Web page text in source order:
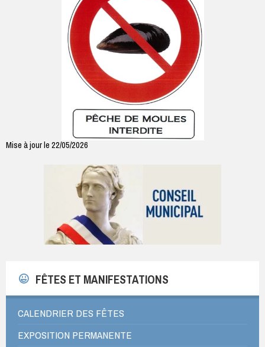
Mise à jour le 22/05/2026
FÊTES ET MANIFESTATIONS
CALENDRIER DES FÊTES
EXPOSITION PERMANENTE